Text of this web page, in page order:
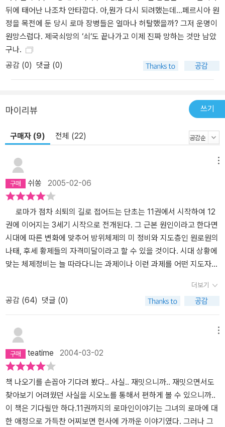
뒤에 태어난 나조차 안타깝다. 아,뭔가 다시 되려했는데...페르시아 원
정을 목전에 둔 당시 로마 장병들은 얼마나 허탈했을까? 그저 운명이
원망스럽다. 제국쇠망의 ‘쇠‘도 끝나가고 이제 진짜 망하는 것만 남았
구나.
공감 (0) 댓글 (0)
마이리뷰 쓰기
구매자 (9) 전체 (22)
쉬쏭 2005-02-06
로마가 점차 쇠퇴의 길로 접어드는 단초는 11권에서 시작하여 12
권에 이어지는 3세기 시작으로 전개된다. 그 근본 원인이라고 한다면
시대에 따른 변화에 맞추어 방위체제의 미 정비와 지도층인 원로원의
나태, 후세 황제들의 자격미달이라고 할 수 있을 것이다. 시대 상황에
맞는 체제정비는 늘 따라다니는 과제이나 이런 과제를 어떤 지도자가
면에 있어서는 지도자의 역할이 중요하다. 12권에서 시작하여 거
론되는 황제는 카라칼라 황제로 비롯하여 이름만이 거론되면서 짧게
는 보름에서 10년 이내의 통치기간을 갖는 황제들의 열거가 되면서
몰락의 길로 접어드는 로마제국을 보여주고 있다. 내용 중에는 페르
시아제국과의 전투에서 포로로 잡혀 옥사하는 황제가 있고, 잉글랜드
의 전투지에서 전사하는 황제가 있듯이 선제에서는 상상도 못했던 황
제들의 수난의 시대라고 할 것이다. 이런 어지러운 세상에서 짧은 기
간 동안 업적을 이루지 않은 황제가 없었던 것도 아니다. 3세기 후반
부에 등장한 아우렐리아누스 황제는 5년의 치세 기간 동안 3등분 되
었던 대 로마제국을 원대 복귀하고, 지금의 시리아지역인 동방을 평
정하는 등 혁혁한 공로를 보이기는 했으나 비서에게 한 사소한 꾸지
더보기
공감 (64) 댓글 (0)
teatime 2004-03-02
책 나오기를 손꼽아 기다려 봤다.. 사실.. 재밋으니까.. 재밋으면서도
찾아보기 어려웠던 사실을 시오노를 통해서 편하게 볼 수 있으니까..
이 책은 기다릴만 하다.11권까지의 로마인이야기는 그녀의 로마에 대
한 애정으로 가득찬 어찌보면 헌사에 가까운 이야기였다. 그러나 그